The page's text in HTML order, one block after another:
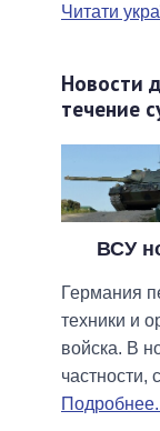
Читати
Новости
течение
ВСУ
Германия
техники и
войска. В
частности,